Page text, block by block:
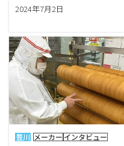
2024年7月2日
豊川 メーカーインタビュー